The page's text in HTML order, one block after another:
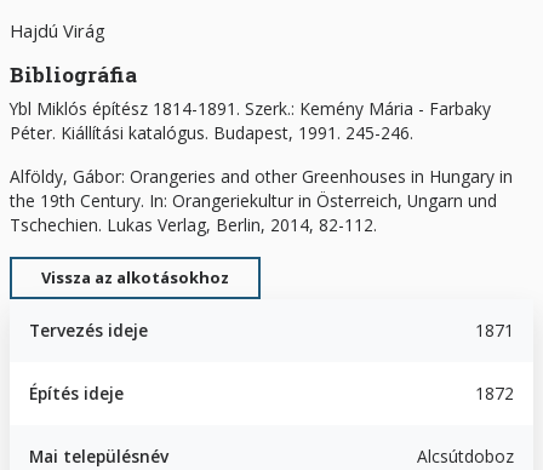
Hajdú Virág
Bibliográfia
Ybl Miklós építész 1814-1891. Szerk.: Kemény Mária - Farbaky
Péter. Kiállítási katalógus. Budapest, 1991. 245-246.
Alföldy, Gábor: Orangeries and other Greenhouses in Hungary in
the 19th Century. In: Orangeriekultur in Österreich, Ungarn und
Tschechien. Lukas Verlag, Berlin, 2014, 82-112.
Vissza az alkotásokhoz
Tervezés ideje 1871
Építés ideje 1872
Mai településnév Alcsútdoboz